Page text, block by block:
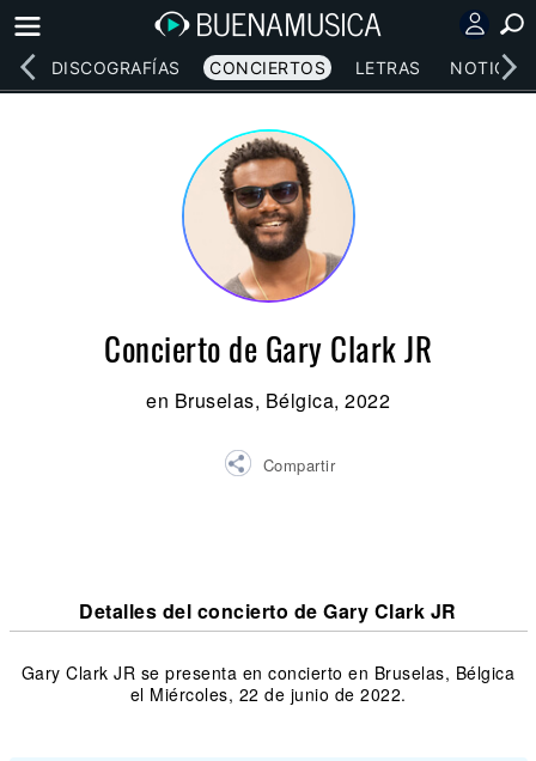
DISCOGRAFÍAS CONCIERTOS LETRAS NOTICIAS
Concierto de Gary Clark JR
en Bruselas, Bélgica, 2022
Compartir
Detalles del concierto de Gary Clark JR
Gary Clark JR se presenta en concierto en Bruselas, Bélgica
el Miércoles, 22 de junio de 2022.